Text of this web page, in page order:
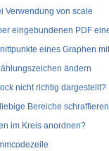
Verwendung von scale
eingebundenen PDF
eines Graphen
ändern
nicht richtig dargestellt?
Bereiche schraffieren
im Kreis anordnen?